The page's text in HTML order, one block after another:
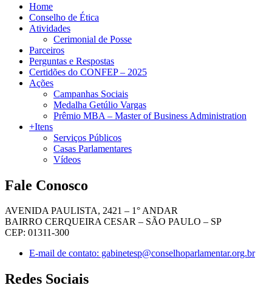
Home
Conselho de Ética
Atividades
Cerimonial de Posse
Parceiros
Perguntas e Respostas
Certidões do CONFEP – 2025
Ações
Campanhas Sociais
Medalha Getúlio Vargas
Prêmio MBA – Master of Business Administration
+Itens
Serviços Públicos
Casas Parlamentares
Vídeos
Fale Conosco
AVENIDA PAULISTA, 2421 – 1° ANDAR
BAIRRO CERQUEIRA CESAR – SÃO PAULO – SP
CEP: 01311-300
E-mail de contato: gabinetesp@conselhoparlamentar.org.br
Redes Sociais